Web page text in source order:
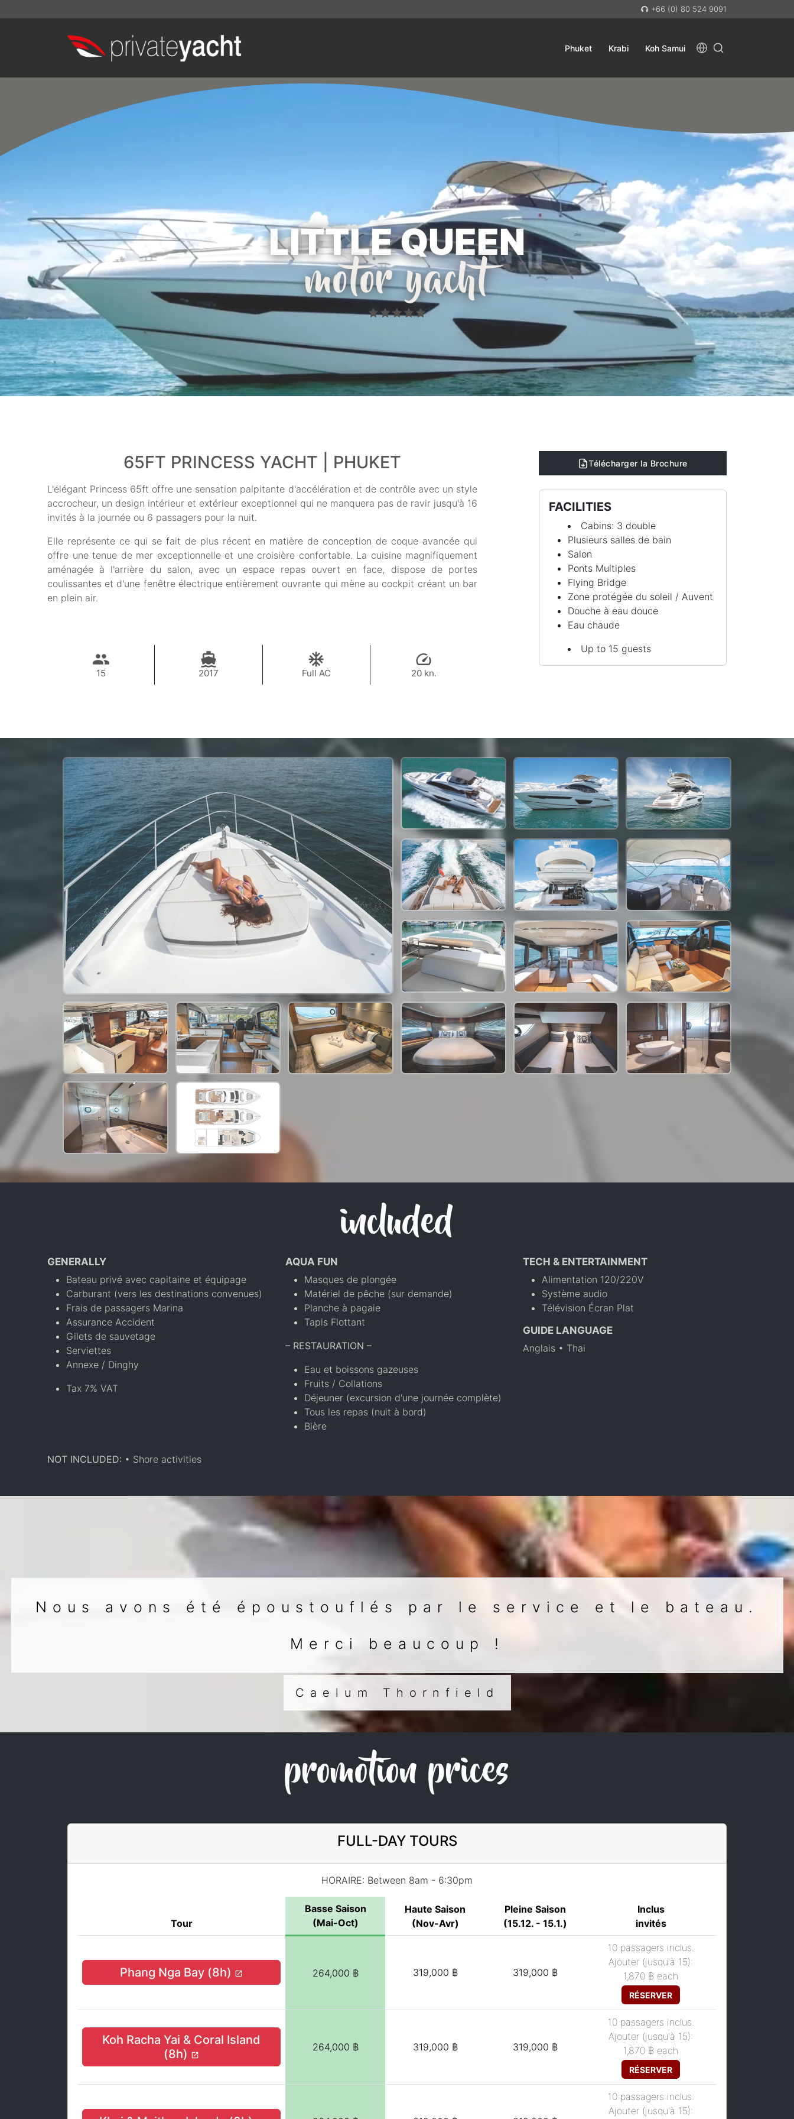
+66 (0) 80 524 9091
Phuket Krabi Koh Samui
LITTLE QUEEN
motor yacht
65FT PRINCESS YACHT | PHUKET
L'élégant Princess 65ft offre une sensation palpitante d'accélération et de contrôle avec un style
accrocheur, un design intérieur et extérieur exceptionnel qui ne manquera pas de ravir jusqu'à 16
invités à la journée ou 6 passagers pour la nuit.
Elle représente ce qui se fait de plus récent en matière de conception de coque avancée qui
offre une tenue de mer exceptionnelle et une croisière confortable. La cuisine magnifiquement
aménagée à l'arrière du salon, avec un espace repas ouvert en face, dispose de portes
coulissantes et d'une fenêtre électrique entièrement ouvrante qui mène au cockpit créant un bar
en plein air.
15 2017 Full AC 20 kn.
264,000 THB
Télécharger la Brochure
FACILITIES
Cabins: 3 double
Plusieurs salles de bain
Salon
Ponts Multiples
Flying Bridge
Zone protégée du soleil / Auvent
Douche à eau douce
Eau chaude
Up to 15 guests
included
GENERALLY
Bateau privé avec capitaine et équipage
Carburant (vers les destinations convenues)
Frais de passagers Marina
Assurance Accident
Gilets de sauvetage
Serviettes
Annexe / Dinghy
Tax 7% VAT
AQUA FUN
Masques de plongée
Matériel de pêche (sur demande)
Planche à pagaie
Tapis Flottant
– RESTAURATION –
Eau et boissons gazeuses
Fruits / Collations
Déjeuner (excursion d'une journée complète)
Tous les repas (nuit à bord)
Bière
TECH & ENTERTAINMENT
Alimentation 120/220V
Système audio
Télévision Écran Plat
GUIDE LANGUAGE
Anglais • Thai
NOT INCLUDED: • Shore activities
Nous avons été époustouflés par le service et le bateau.
Merci beaucoup !
Caelum Thornfield
promotion prices
FULL-DAY TOURS
HORAIRE: Between 8am - 6:30pm
Tour
Basse Saison
(Mai-Oct)
Haute Saison
(Nov-Avr)
Pleine Saison
(15.12. - 15.1.)
Inclus
invités
Phang Nga Bay (8h) 264,000 ฿ 319,000 ฿ 319,000 ฿
10 passagers inclus.
Ajouter (jusqu'à 15):
1,870 ฿ each
RÉSERVER
Koh Racha Yai & Coral Island
(8h)
264,000 ฿ 319,000 ฿ 319,000 ฿
10 passagers inclus.
Ajouter (jusqu'à 15):
1,870 ฿ each
RÉSERVER
10 passagers inclus.
Ajouter (jusqu'à 15):